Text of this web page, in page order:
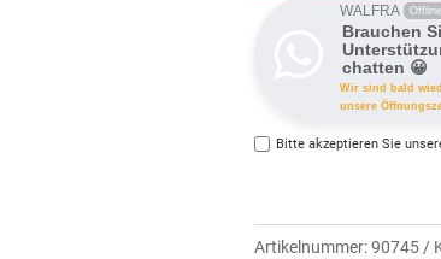
WALFRA Offline
Brauchen
chatten 😀
Wir sind bald
unsere
Bitte akzeptieren Sie
Artikelnummer:90745